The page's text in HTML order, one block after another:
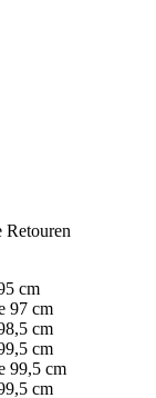
cm
97 cm
cm
cm
99,5 cm
cm